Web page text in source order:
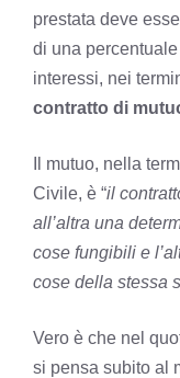
prestata deve
di una
interessi, nei
contratto di
Il mutuo, nella
Civile, è “il
all’altra una
cose fungibili e
cose della stessa
Vero è che nel
si pensa subito al